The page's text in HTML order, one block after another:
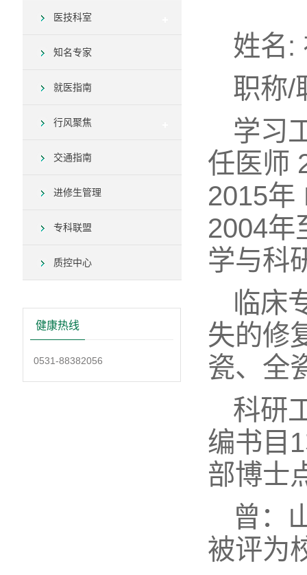
医技科室
知名专家
就医指南
行风聚焦
交通指南
进修生管理
专科联盟
质控中心
健康热线
0531-88382056
姓名:
职称/
学习
任医师
2015年
2004年
学与科
临床
失的修
瓷、全
科研
编书目
部博士
曾：
被评为